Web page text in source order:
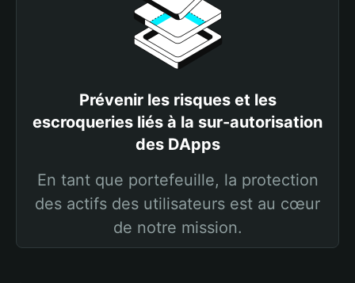
Prévenir les risques et les
escroqueries liés à la sur-autorisation
des DApps
En tant que portefeuille, la protection
des actifs des utilisateurs est au cœur
de notre mission.